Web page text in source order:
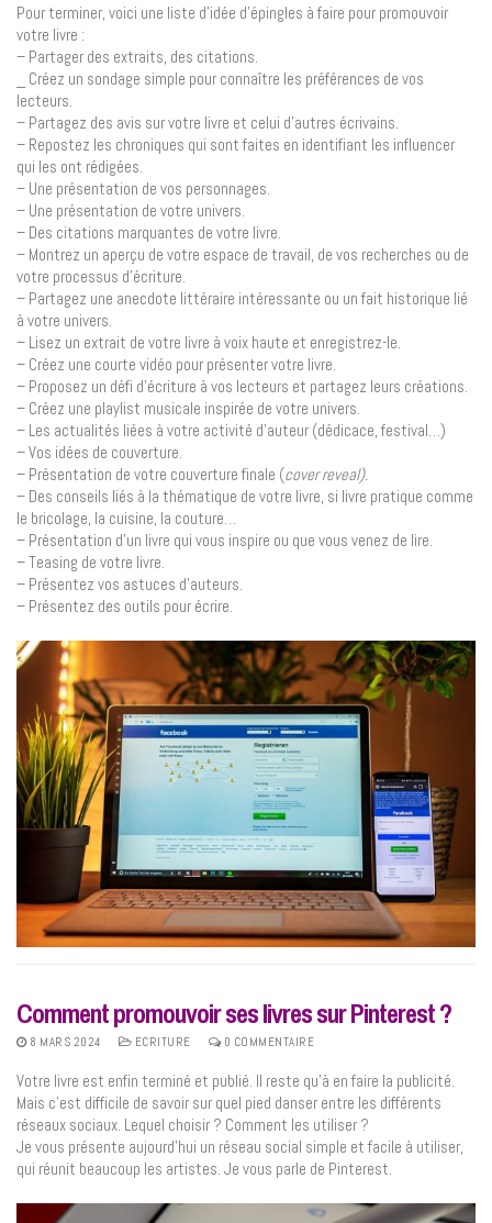
Pour terminer, voici une liste d’idée d’épingles à faire pour promouvoir
votre livre :
– Partager des extraits, des citations.
_ Créez un sondage simple pour connaître les préférences de vos
lecteurs.
– Partagez des avis sur votre livre et celui d’autres écrivains.
– Repostez les chroniques qui sont faites en identifiant les influencer
qui les ont rédigées.
– Une présentation de vos personnages.
– Une présentation de votre univers.
– Des citations marquantes de votre livre.
– Montrez un aperçu de votre espace de travail, de vos recherches ou de
votre processus d’écriture.
– Partagez une anecdote littéraire intéressante ou un fait historique lié
à votre univers.
– Lisez un extrait de votre livre à voix haute et enregistrez-le.
– Créez une courte vidéo pour présenter votre livre.
– Proposez un défi d’écriture à vos lecteurs et partagez leurs créations.
– Créez une playlist musicale inspirée de votre univers.
– Les actualités liées à votre activité d’auteur (dédicace, festival…)
– Vos idées de couverture.
– Présentation de votre couverture finale (cover reveal).
– Des conseils liés à la thématique de votre livre, si livre pratique comme
le bricolage, la cuisine, la couture…
– Présentation d’un livre qui vous inspire ou que vous venez de lire.
– Teasing de votre livre.
– Présentez vos astuces d’auteurs.
– Présentez des outils pour écrire.
Comment promouvoir ses livres sur Pinterest ?
8 MARS 2024 ECRITURE 0 COMMENTAIRE
Votre livre est enfin terminé et publié. Il reste qu’à en faire la publicité.
Mais c’est difficile de savoir sur quel pied danser entre les différents
réseaux sociaux. Lequel choisir ? Comment les utiliser ?
Je vous présente aujourd’hui un réseau social simple et facile à utiliser,
qui réunit beaucoup les artistes. Je vous parle de Pinterest.